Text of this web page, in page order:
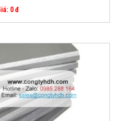
0 đ